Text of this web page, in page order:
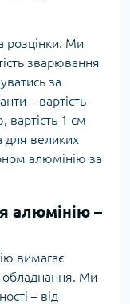
розцінки. Ми
зварювання
за
– вартість
1 см
для великих
алюмінію за
алюмінію –
вимагає
обладнання. Ми
– від